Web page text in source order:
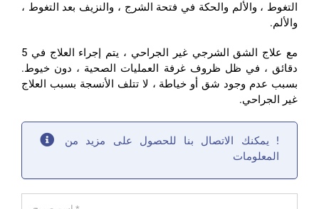
التغوط ، والألم والحكة في فتحة الشرج ، والنزيف بعد التغوط ،
والألم.
مع علاج الشق الشرجي غير الجراحي ، يتم إجراء العلاج في 5
دقائق ، في ظل ظروف غرفة العمليات الصحية ، دون خيوط.
بسبب عدم وجود شق أو خياطة ، لا تتلف الأنسجة بسبب العلاج
غير الجراحي.
! يمكنك الاتصال بنا للحصول على مزيد من
المعلومات